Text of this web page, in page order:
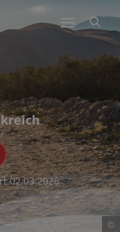
©
02.03.2026